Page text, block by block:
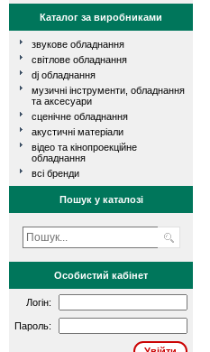
Каталог за виробниками
звукове обладнання
світлове обладнання
dj обладнання
музичні інструменти, обладнання
та аксесуари
сценічне обладнання
акустичні матеріали
відео та кінопроекційне
обладнання
всі бренди
Пошук у каталозі
Особистий кабінет
Логін:
Пароль: